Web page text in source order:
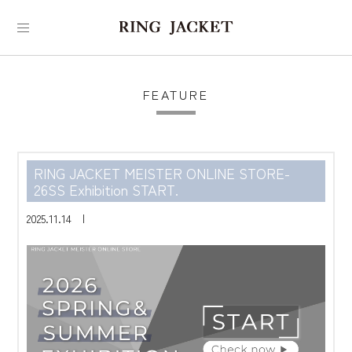
FEATURE
RING JACKET MEISTER ONLINE STORE-
26SS Exhibition START.
2025.11.14 |